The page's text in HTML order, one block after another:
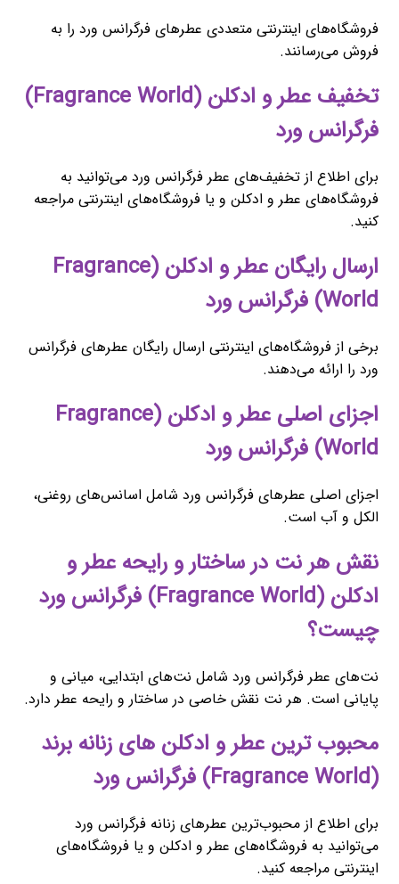
فروشگاه‌های اینترنتی متعددی عطرهای فرگرانس ورد را به
فروش می‌رسانند.
تخفیف عطر و ادکلن (Fragrance World)
فرگرانس ورد
برای اطلاع از تخفیف‌های عطر فرگرانس ورد می‌توانید به
فروشگاه‌های عطر و ادکلن و یا فروشگاه‌های اینترنتی مراجعه
کنید.
ارسال رایگان عطر و ادکلن (Fragrance
World) فرگرانس ورد
برخی از فروشگاه‌های اینترنتی ارسال رایگان عطرهای فرگرانس
ورد را ارائه می‌دهند.
اجزای اصلی عطر و ادکلن (Fragrance
World) فرگرانس ورد
اجزای اصلی عطرهای فرگرانس ورد شامل اسانس‌های روغنی،
الکل و آب است.
نقش هر نت در ساختار و رایحه عطر و
ادکلن (Fragrance World) فرگرانس ورد
چیست؟
نت‌های عطر فرگرانس ورد شامل نت‌های ابتدایی، میانی و
پایانی است. هر نت نقش خاصی در ساختار و رایحه عطر دارد.
محبوب ‌ترین عطر و ادکلن های زنانه برند
(Fragrance World) فرگرانس ورد
برای اطلاع از محبوب‌ترین عطرهای زنانه فرگرانس ورد
می‌توانید به فروشگاه‌های عطر و ادکلن و یا فروشگاه‌های
اینترنتی مراجعه کنید.